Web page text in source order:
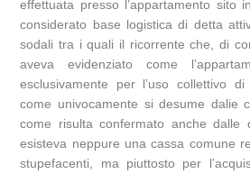
effettuata presso l’appartamento sito
considerato base logistica di detta
sodali tra i quali il ricorrente che, di
aveva evidenziato come
esclusivamente per l’uso collettivo di
come univocamente si desume dalie
come risulta confermato anche dalle
esisteva neppure una cassa comune
stupefacenti, ma piuttosto per